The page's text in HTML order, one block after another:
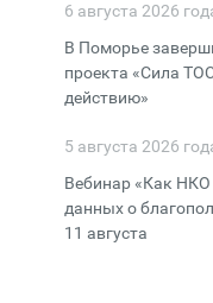
6 августа 2026
В Поморье
проекта «Сила
действию»
5 августа 2026
Вебинар «Как НКО
данных о
11 августа